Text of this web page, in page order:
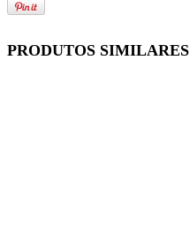
PRODUTOS SIMILARES